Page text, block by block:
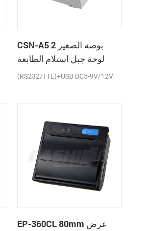
CSN-A5 2 بوصة الصغير
لوحة جبل استلام الطابعة
الحرارية
(RS232/TTL)+USB DC5-9V/12V
EP-360CL 80mm عرض